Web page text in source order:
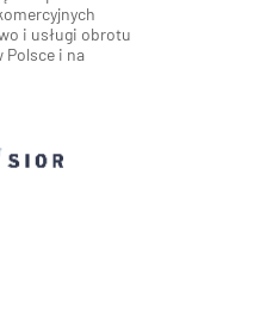
i usługi obrotu
i na